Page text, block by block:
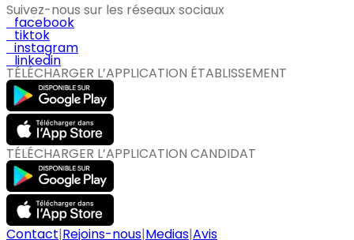
Suivez-nous sur les réseaux sociaux
facebook
tiktok
instagram
linkedin
TÉLÉCHARGER L’APPLICATION ÉTABLISSEMENT
TÉLÉCHARGER L’APPLICATION CANDIDAT
Contact|Rejoins-nous|Medias|Avis